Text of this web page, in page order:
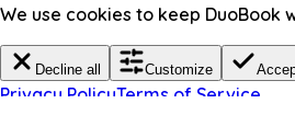
We use cookies to keep DuoBook
Decline all Customize
Privacy PolicyTerms of Service